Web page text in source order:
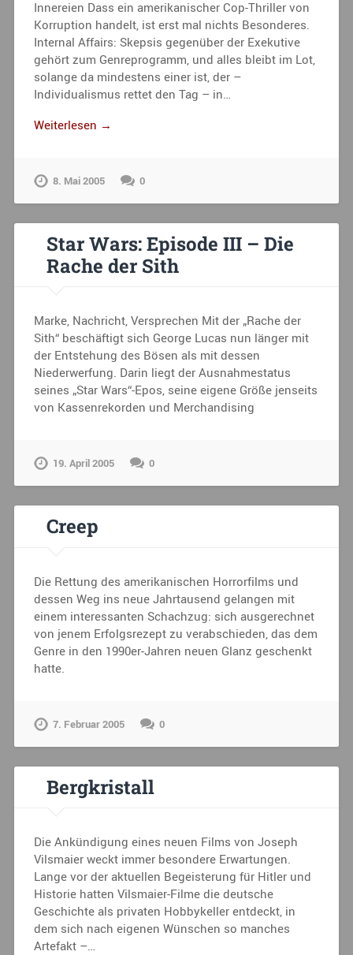
Innereien Dass ein amerikanischer Cop-Thriller von
Korruption handelt, ist erst mal nichts Besonderes.
Internal Affairs: Skepsis gegenüber der Exekutive
gehört zum Genreprogramm, und alles bleibt im Lot,
solange da mindestens einer ist, der –
Individualismus rettet den Tag – in…
Weiterlesen →
8. Mai 2005 0
Star Wars: Episode III – Die
Rache der Sith
Marke, Nachricht, Versprechen Mit der „Rache der
Sith“ beschäftigt sich George Lucas nun länger mit
der Entstehung des Bösen als mit dessen
Niederwerfung. Darin liegt der Ausnahmestatus
seines „Star Wars“-Epos, seine eigene Größe jenseits
von Kassenrekorden und Merchandising
19. April 2005 0
Creep
Die Rettung des amerikanischen Horrorfilms und
dessen Weg ins neue Jahrtausend gelangen mit
einem interessanten Schachzug: sich ausgerechnet
von jenem Erfolgsrezept zu verabschieden, das dem
Genre in den 1990er-Jahren neuen Glanz geschenkt
hatte.
7. Februar 2005 0
Bergkristall
Die Ankündigung eines neuen Films von Joseph
Vilsmaier weckt immer besondere Erwartungen.
Lange vor der aktuellen Begeisterung für Hitler und
Historie hatten Vilsmaier-Filme die deutsche
Geschichte als privaten Hobbykeller entdeckt, in
dem sich nach eigenen Wünschen so manches
Artefakt –…